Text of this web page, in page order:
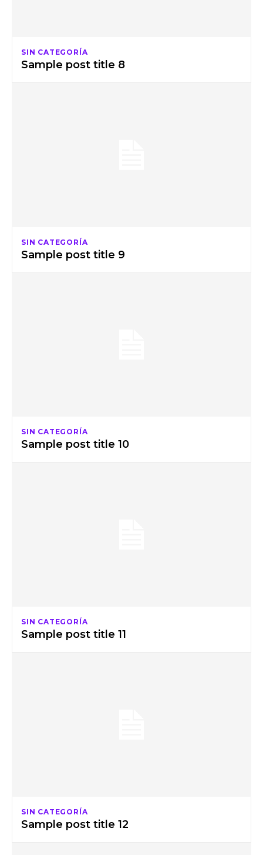
SIN CATEGORÍA
Sample post title 8
SIN CATEGORÍA
Sample post title 9
SIN CATEGORÍA
Sample post title 10
SIN CATEGORÍA
Sample post title 11
SIN CATEGORÍA
Sample post title 12